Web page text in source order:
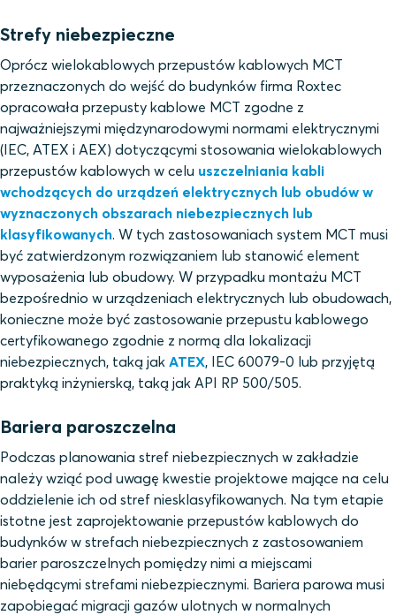
Strefy niebezpieczne
Oprócz wielokablowych przepustów kablowych MCT
przeznaczonych do wejść do budynków firma Roxtec
opracowała przepusty kablowe MCT zgodne z
najważniejszymi międzynarodowymi normami elektrycznymi
(IEC, ATEX i AEX) dotyczącymi stosowania wielokablowych
przepustów kablowych w celu uszczelniania kabli
wchodzących do urządzeń elektrycznych lub obudów w
wyznaczonych obszarach niebezpiecznych lub
klasyfikowanych. W tych zastosowaniach system MCT musi
być zatwierdzonym rozwiązaniem lub stanowić element
wyposażenia lub obudowy. W przypadku montażu MCT
bezpośrednio w urządzeniach elektrycznych lub obudowach,
konieczne może być zastosowanie przepustu kablowego
certyfikowanego zgodnie z normą dla lokalizacji
niebezpiecznych, taką jak ATEX, IEC 60079-0 lub przyjętą
praktyką inżynierską, taką jak API RP 500/505.
Bariera paroszczelna
Podczas planowania stref niebezpiecznych w zakładzie
należy wziąć pod uwagę kwestie projektowe mające na celu
oddzielenie ich od stref niesklasyfikowanych. Na tym etapie
istotne jest zaprojektowanie przepustów kablowych do
budynków w strefach niebezpiecznych z zastosowaniem
barier paroszczelnych pomiędzy nimi a miejscami
niebędącymi strefami niebezpiecznymi. Bariera parowa musi
zapobiegać migracji gazów ulotnych w normalnych